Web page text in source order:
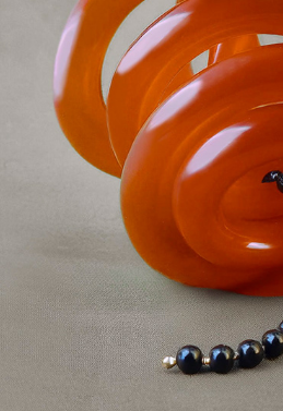
LES PERLES